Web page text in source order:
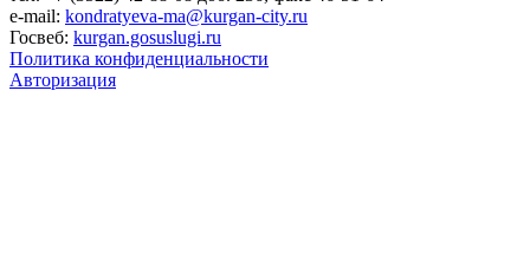
e-mail: kondratyeva-ma@kurgan-city.ru
Госвеб: kurgan.gosuslugi.ru
Политика конфиденциальности
Авторизация